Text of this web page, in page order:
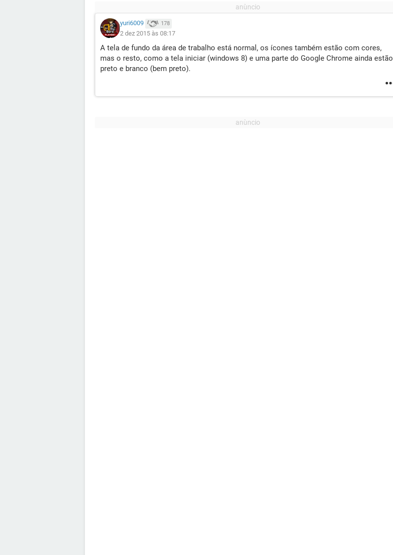
yuri6009 178
2 dez 2015 às 08:17
A tela de fundo da área de trabalho está normal, os ícones também estão com cores,
mas o resto, como a tela iniciar (windows 8) e uma parte do Google Chrome ainda estão
preto e branco (bem preto).